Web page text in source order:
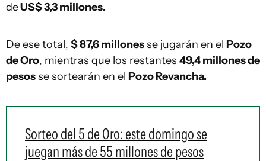
deUS$ 3,3 millones.
De ese total, $ 87,6 millonesse jugarán en el Pozo
de Oro, mientras que los restantes 49,4 millones de
pesosse sortearán en el Pozo Revancha.
Sorteo del 5 de Oro: este domingo se
juegan más de 55 millones de pesos